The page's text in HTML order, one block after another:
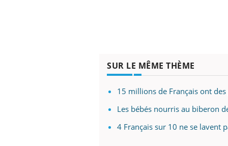
SUR LE MÊME THÈME
15 millions de Français ont
Les bébés nourris au biberon
4 Français sur 10 ne se lavent